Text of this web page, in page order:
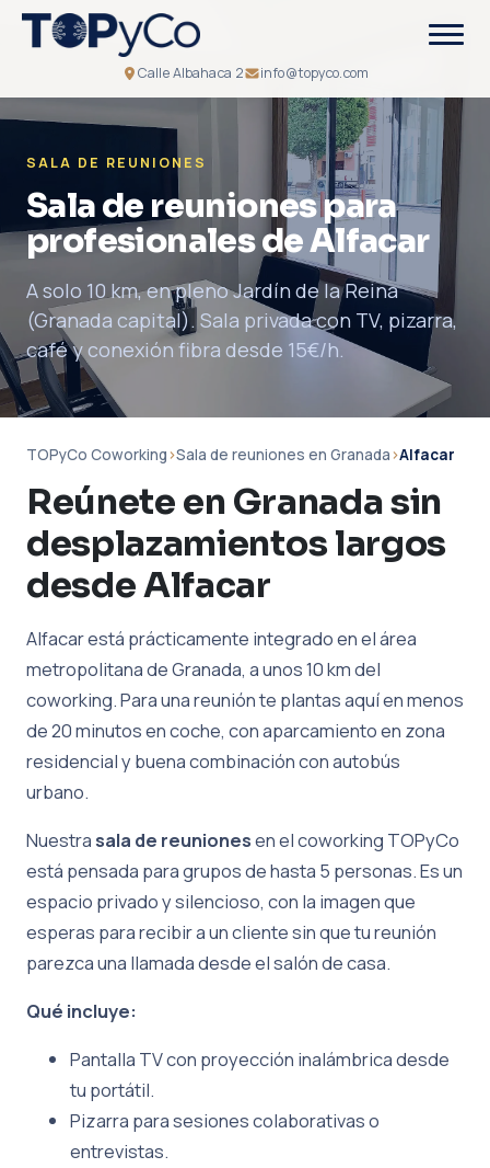
Calle Albahaca 2 info@topyco.com
SALA DE REUNIONES
Sala de reuniones para
profesionales de Alfacar
A solo 10 km, en pleno Jardín de la Reina
(Granada capital). Sala privada con TV, pizarra,
café y conexión fibra desde 15€/h.
TOPyCo Coworking›Sala de reuniones en Granada›Alfacar
Reúnete en Granada sin
desplazamientos largos
desde Alfacar
Alfacar está prácticamente integrado en el área
metropolitana de Granada, a unos 10 km del
coworking. Para una reunión te plantas aquí en menos
de 20 minutos en coche, con aparcamiento en zona
residencial y buena combinación con autobús
urbano.
Nuestrasala de reunionesen el coworking TOPyCo
está pensada para grupos de hasta 5 personas. Es un
espacio privado y silencioso, con la imagen que
esperas para recibir a un cliente sin que tu reunión
parezca una llamada desde el salón de casa.
Qué incluye:
Pantalla TV con proyección inalámbrica desde
tu portátil.
Pizarra para sesiones colaborativas o
entrevistas.